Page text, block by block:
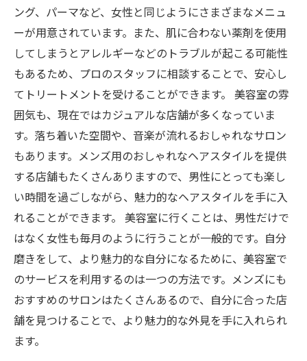
ング、パーマなど、女性と同じようにさまざまなメニュ
ーが用意されています。また、肌に合わない薬剤を使用
してしまうとアレルギーなどのトラブルが起こる可能性
もあるため、プロのスタッフに相談することで、安心し
てトリートメントを受けることができます。 美容室の雰
囲気も、現在ではカジュアルな店舗が多くなっていま
す。落ち着いた空間や、音楽が流れるおしゃれなサロン
もあります。メンズ用のおしゃれなヘアスタイルを提供
する店舗もたくさんありますので、男性にとっても楽し
い時間を過ごしながら、魅力的なヘアスタイルを手に入
れることができます。 美容室に行くことは、男性だけで
はなく女性も毎月のように行うことが一般的です。自分
磨きをして、より魅力的な自分になるために、美容室で
のサービスを利用するのは一つの方法です。メンズにも
おすすめのサロンはたくさんあるので、自分に合った店
舗を見つけることで、より魅力的な外見を手に入れられ
ます。